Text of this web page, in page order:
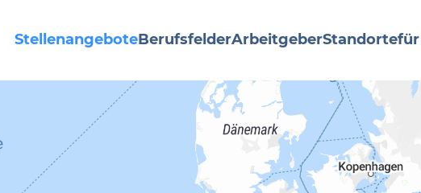
StellenangeboteBerufsfelderArbeitgeberStandorte